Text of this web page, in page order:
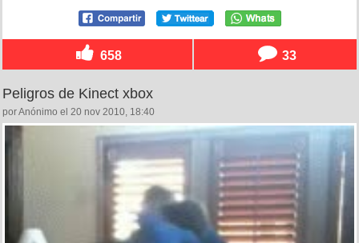
658 33
Peligros de Kinect xbox
por Anónimo el 20 nov 2010, 18:40